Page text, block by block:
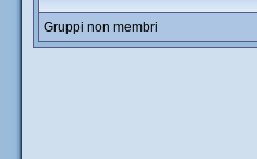
Gruppi non membri